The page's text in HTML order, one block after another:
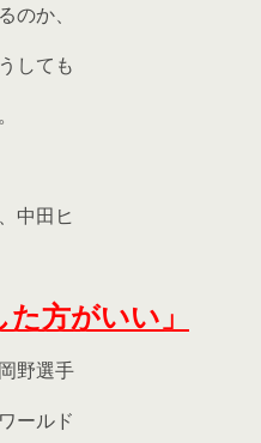
のか、
しても
中田ヒ
方がいい」
野選手
ールド